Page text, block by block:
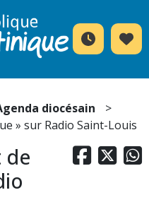
diocésain
» sur Radio Saint-Louis
  
de